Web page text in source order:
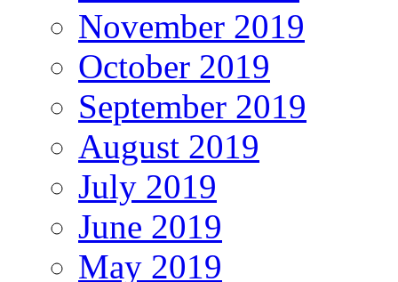
November 2019
October 2019
September 2019
August 2019
July 2019
June 2019
May 2019